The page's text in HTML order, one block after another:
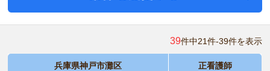
39件中21件-39件を表示
兵庫県神戸市灘区 正看護師